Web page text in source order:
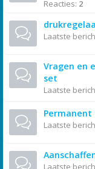
Reacties: 2
Laatste
Vragen en
set
Laatste
Laatste
Laatste